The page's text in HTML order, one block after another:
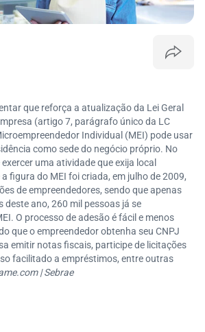
que reforça a atualização da Lei Geral
(artigo 7, parágrafo único da LC
Individual (MEI) pode usar
como sede do negócio próprio. No
uma atividade que exija local
figura do MEI foi criada, em julho de 2009,
de empreendedores, sendo que apenas
deste ano, 260 mil pessoas já se
O processo de adesão é fácil e menos
que o empreendedor obtenha seu CNPJ
emitir notas fiscais, participe de licitações
facilitado a empréstimos, entre outras
| Sebrae